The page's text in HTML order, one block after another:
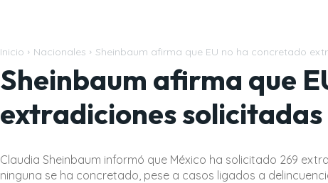
Inicio Nacionales Sheinbaum afirma que EU no ha concretado
Sheinbaum afirma que
extradiciones
Claudia Sheinbaum informó que México ha solicitado 269
ninguna se ha concretado, pese a casos ligados a